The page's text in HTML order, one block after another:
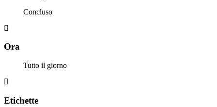
Concluso
Ora
Tutto il giorno
Etichette